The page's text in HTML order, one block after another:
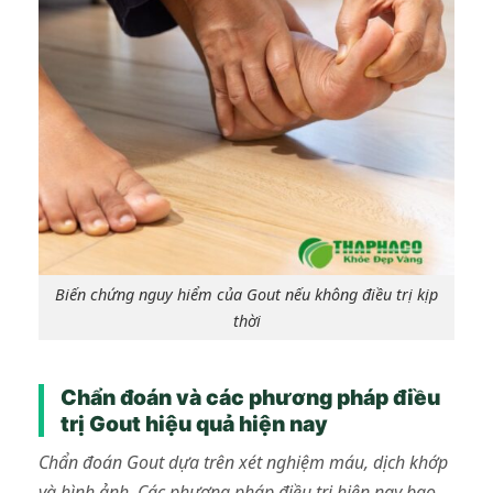
Biến chứng nguy hiểm của Gout nếu không điều trị kịp
thời
Chẩn đoán và các phương pháp điều
trị Gout hiệu quả hiện nay
Chẩn đoán Gout dựa trên xét nghiệm máu, dịch khớp